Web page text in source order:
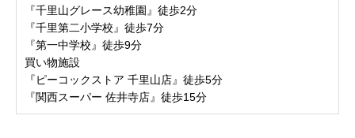
『千里山グレース幼稚園』徒歩2分
『千里第二小学校』徒歩7分
『第一中学校』徒歩9分
買い物施設
『ピーコックストア 千里山店』徒歩5分
『関西スーパー 佐井寺店』徒歩15分